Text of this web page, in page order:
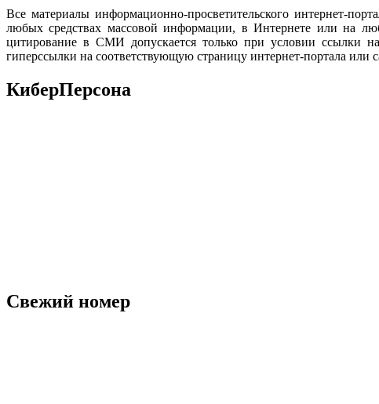
Все материалы информационно-просветительского интернет-
любых средствах массовой информации, в Интернете или на
цитирование в СМИ допускается только при условии ссылки
гиперссылки на соответствующую страницу интернет-портала или
КиберПерсона
Свежий номер